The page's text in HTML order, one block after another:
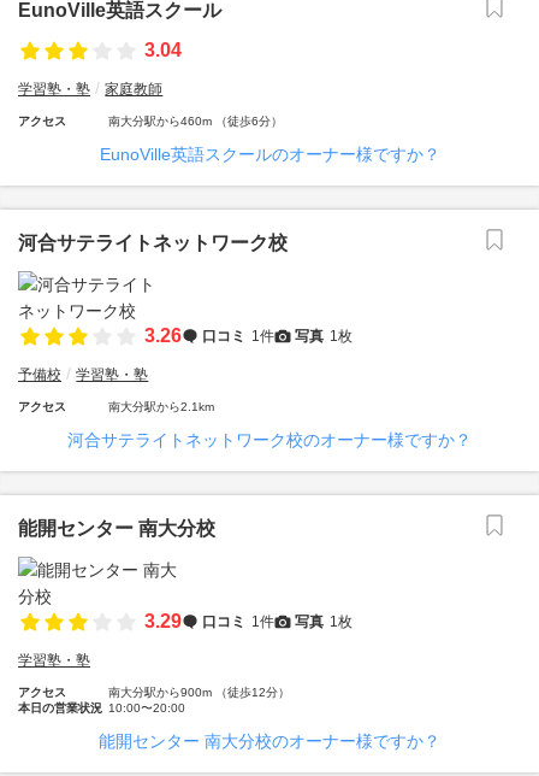
EunoVille英語スクール
3.04
学習塾・塾 家庭教師
アクセス 南大分駅から460m （徒歩6分）
EunoVille英語スクールのオーナー様ですか？
河合サテライトネットワーク校
3.26 口コミ 1件 写真 1枚
予備校 学習塾・塾
アクセス 南大分駅から2.1km
河合サテライトネットワーク校のオーナー様ですか？
能開センター 南大分校
3.29 口コミ 1件 写真 1枚
学習塾・塾
アクセス
南大分駅から900m （徒歩12分）
本日の営業状況 10:00〜20:00
能開センター 南大分校のオーナー様ですか？